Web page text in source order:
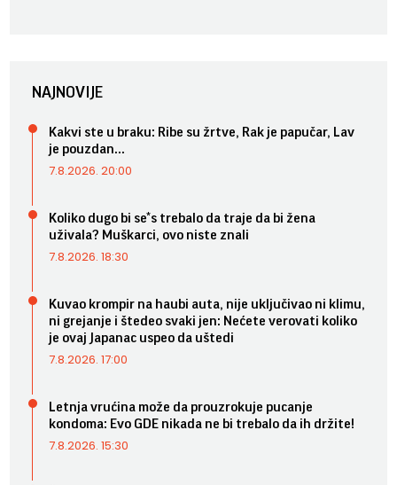
NAJNOVIJE
Kakvi ste u braku: Ribe su žrtve, Rak je papučar, Lav
je pouzdan...
7.8.2026. 20:00
Koliko dugo bi se*s trebalo da traje da bi žena
uživala? Muškarci, ovo niste znali
7.8.2026. 18:30
Kuvao krompir na haubi auta, nije uključivao ni klimu,
ni grejanje i štedeo svaki jen: Nećete verovati koliko
je ovaj Japanac uspeo da uštedi
7.8.2026. 17:00
Letnja vrućina može da prouzrokuje pucanje
kondoma: Evo GDE nikada ne bi trebalo da ih držite!
7.8.2026. 15:30